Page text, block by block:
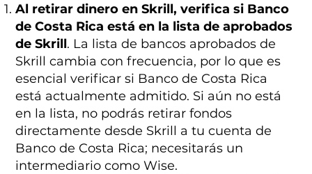
Al retirar dinero en Skrill, verifica si Banco
de Costa Rica está en la lista de aprobados
de Skrill. La lista de bancos aprobados de
Skrill cambia con frecuencia, por lo que es
esencial verificar si Banco de Costa Rica
está actualmente admitido. Si aún no está
en la lista, no podrás retirar fondos
directamente desde Skrill a tu cuenta de
Banco de Costa Rica; necesitarás un
intermediario como Wise.